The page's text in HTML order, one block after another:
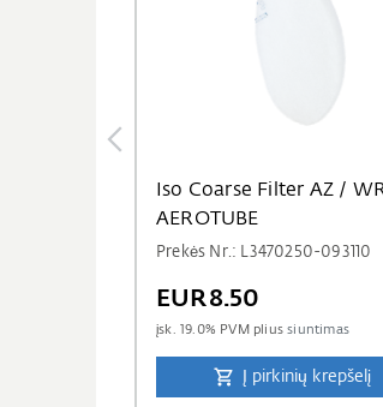
Iso Coarse Filter AZ /
AEROTUBE
Prekės Nr.: L3470250-093110
EUR8.50
įsk. 19.0% PVM pliussiuntimas
Į pirkinių krepšelį